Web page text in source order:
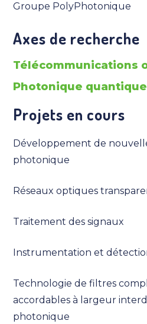
Groupe PolyPhotonique
Axes de recherche
Télécommunications
Photonique quantique
Projets en cours
Développement de
photonique
Réseaux optiques
Traitement des signaux
Instrumentation et
Technologie de filtres
accordables à largeur
photonique